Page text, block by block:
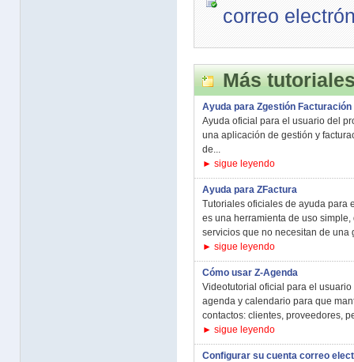
correo
Más
Ayuda para Zgestión Facturación
Ayuda oficial para el usuario del
una aplicación de gestión y
de...
► sigue leyendo
Ayuda para ZFactura
Tutoriales oficiales de ayuda para
es una herramienta de uso
servicios que no necesitan de una
► sigue leyendo
Cómo usar Z-Agenda
Videotutorial oficial para el
agenda y calendario para que
contactos: clientes, proveedores,
► sigue leyendo
Configurar su cuenta correo